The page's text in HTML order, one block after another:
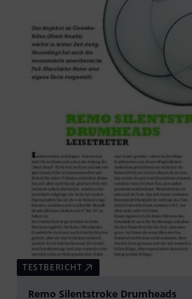
TESTBERICHT
Remo Silentstroke Drumheads